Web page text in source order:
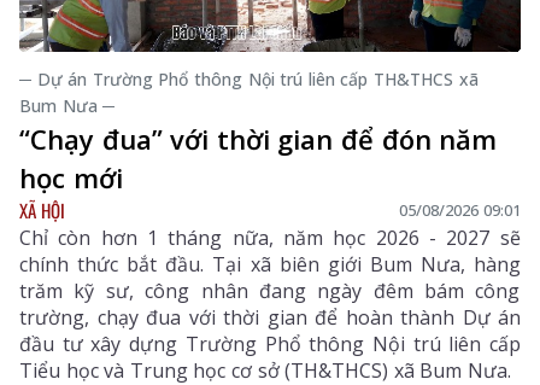
─ Dự án Trường Phổ thông Nội trú liên cấp TH&THCS xã
Bum Nưa ─
“Chạy đua” với thời gian để đón năm
học mới
XÃ HỘI 05/08/2026 09:01
Chỉ còn hơn 1 tháng nữa, năm học 2026 - 2027 sẽ
chính thức bắt đầu. Tại xã biên giới Bum Nưa, hàng
trăm kỹ sư, công nhân đang ngày đêm bám công
trường, chạy đua với thời gian để hoàn thành Dự án
đầu tư xây dựng Trường Phổ thông Nội trú liên cấp
Tiểu học và Trung học cơ sở (TH&THCS) xã Bum Nưa.